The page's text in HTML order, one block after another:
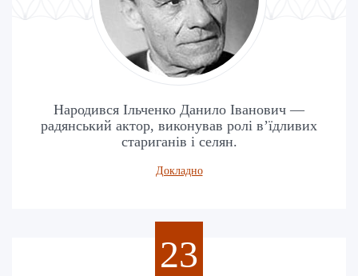
Народився Ільченко Данило Іванович —
радянський актор, виконував ролі в’їдливих
стариганів і селян.
Докладно
23